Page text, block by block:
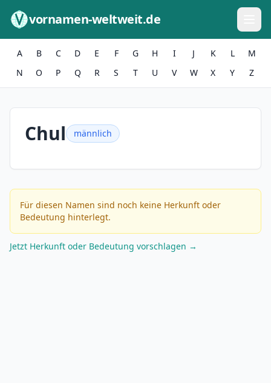
vornamen-weltweit.de
A B C D E F G H I J K L
M
N
O P Q R S T U V W X Y Z
Chul männlich
Für diesen Namen sind noch keine Herkunft oder
Bedeutung hinterlegt.
Jetzt Herkunft oder Bedeutung vorschlagen →